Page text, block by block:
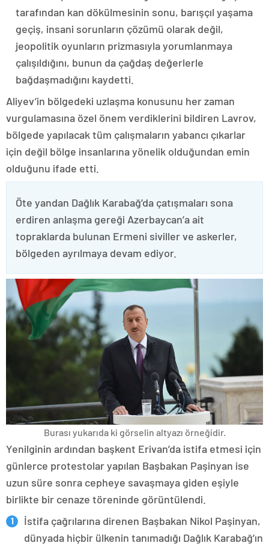
tarafından kan dökülmesinin sonu, barışçıl yaşama
geçiş, insani sorunların çözümü olarak değil,
jeopolitik oyunların prizmasıyla yorumlanmaya
çalışıldığını, bunun da çağdaş değerlerle
bağdaşmadığını kaydetti.
Aliyev’in bölgedeki uzlaşma konusunu her zaman
vurgulamasına özel önem verdiklerini bildiren Lavrov,
bölgede yapılacak tüm çalışmaların yabancı çıkarlar
için değil bölge insanlarına yönelik olduğundan emin
olduğunu ifade etti.
Öte yandan Dağlık Karabağ’da çatışmaları sona
erdiren anlaşma gereği Azerbaycan’a ait
topraklarda bulunan Ermeni siviller ve askerler,
bölgeden ayrılmaya devam ediyor.
Burası yukarıda ki görselin altyazı örneğidir.
Yenilginin ardından başkent Erivan’da istifa etmesi için
günlerce protestolar yapılan Başbakan Paşinyan ise
uzun süre sonra cepheye savaşmaya giden eşiyle
birlikte bir cenaze töreninde görüntülendi.
İstifa çağrılarına direnen Başbakan Nikol Paşinyan,
dünyada hiçbir ülkenin tanımadığı Dağlık Karabağ’ın